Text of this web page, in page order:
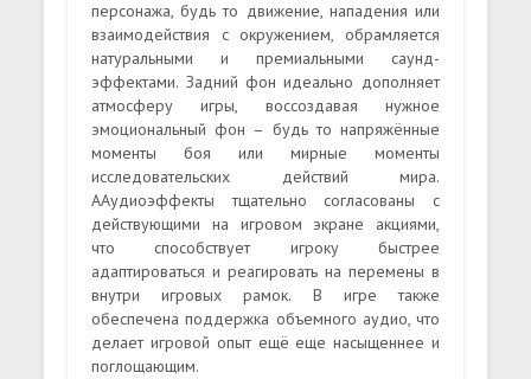
персонажа, будь то движение, нападения или
взаимодействия с окружением, обрамляется
натуральными и премиальными саунд-
эффектами. Задний фон идеально дополняет
атмосферу игры, воссоздавая нужное
эмоциональный фон – будь то напряжённые
моменты боя или мирные моменты
исследовательских действий мира.
ААудиоэффекты тщательно согласованы с
действующими на игровом экране акциями,
что способствует игроку быстрее
адаптироваться и реагировать на перемены в
внутри игровых рамок. В игре также
обеспечена поддержка объемного аудио, что
делает игровой опыт ещё еще насыщеннее и
поглощающим.